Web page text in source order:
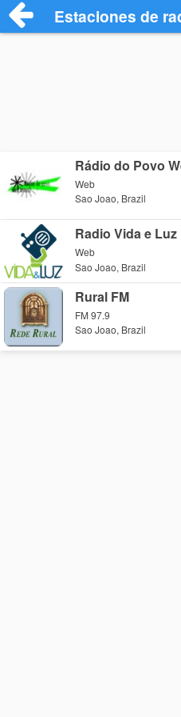
Estaciones de
Rádio do Povo
Web
Sao Joao, Brazil
Radio Vida e Luz
Web
Sao Joao, Brazil
Rural FM
FM 97.9
Sao Joao, Brazil